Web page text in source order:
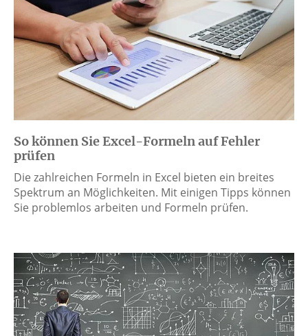
So können Sie Excel-Formeln auf Fehler
prüfen
Die zahlreichen Formeln in Excel bieten ein breites
Spektrum an Möglichkeiten. Mit einigen Tipps können
Sie problemlos arbeiten und Formeln prüfen.